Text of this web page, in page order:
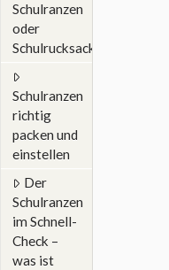
Schulranzen
oder
Schulrucksack?
Schulranzen
richtig
packen und
einstellen
Der
Schulranzen
im Schnell-
Check –
was ist